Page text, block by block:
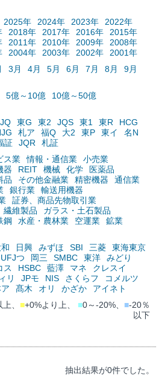
2025年 2024年 2023年
2022年
2018年 2017年 2016年
2015年
2011年 2010年 2009年
2008年
2004年 2003年 2002年
2001年
3月 4月 5月 6月 7月 8月
9月
5億～10億
10億～50億
JQ 東G 東2 JQS 東1 東R
HCG
札ア 福Q 大2 東P 東イ
名N
証 JQR
札証
ス業 情報・通信業
小売業
器 REIT 機械 化学
医薬品
品 その他金融業 精密機器
通信業
銀行業
輸送用機器
証券、商品先物取引業
繊維製品
ガラス・土石製品
鋼 水産・農林業 空運業
鉱業
日興 みずほ SBI 三菱
東海東京
UFJつ 岡三 SMBC 東洋
みどり
ス HSBC 藍澤 マネ
クレスイ
リ JPモ NIS さくらフ
コメルツ
髙木 オリ かざか
アイネト
、 ■+0%より上、 ■0～-20%、 ■-20％
以下
抽出結果が0件でした。